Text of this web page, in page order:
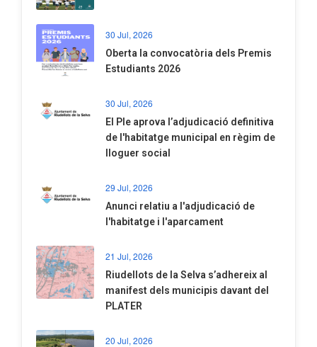
30 Jul, 2026
Oberta la convocatòria dels Premis
Estudiants 2026
30 Jul, 2026
El Ple aprova l’adjudicació definitiva
de l'habitatge municipal en règim de
lloguer social
29 Jul, 2026
Anunci relatiu a l'adjudicació de
l'habitatge i l'aparcament
21 Jul, 2026
Riudellots de la Selva s’adhereix al
manifest dels municipis davant del
PLATER
20 Jul, 2026